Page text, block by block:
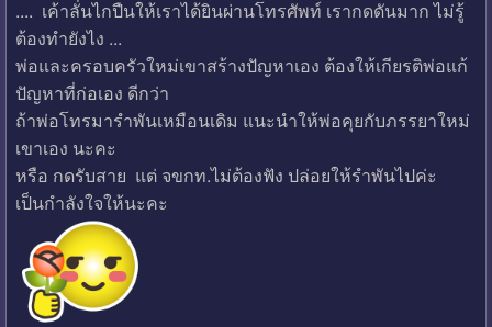
.... เค้าลั่นไกปืนให้เราได้ยินผ่านโทรศัพท์ เรากดดันมาก ไม่รู้
ต้องทำยังไง ...
พ่อและครอบครัวใหม่เขาสร้างปัญหาเอง ต้องให้เกียรติพ่อแก้
ปัญหาที่ก่อเอง ดีกว่า
ถ้าพ่อโทรมารำพันเหมือนเดิม แนะนำให้พ่อคุยกับภรรยาใหม่
เขาเอง นะคะ
หรือ กดรับสาย แต่ จขกท.ไม่ต้องฟัง ปล่อยให้รำพันไปค่ะ
เป็นกำลังใจให้นะคะ